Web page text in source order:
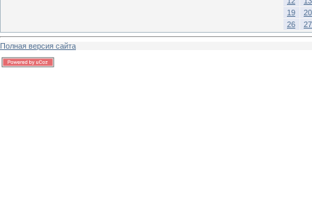
19
20
26
27
Полная версия сайта